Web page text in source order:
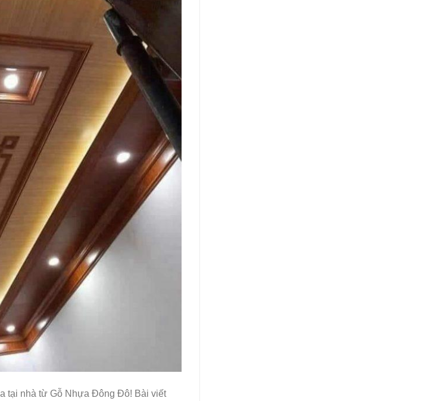
tại nhà từ Gỗ Nhựa Đông Đô! Bài viết